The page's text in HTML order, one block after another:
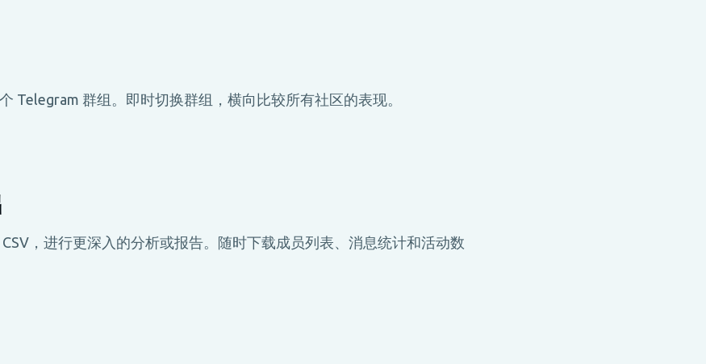
Telegram 群组。即时切换群组，横向比较所有社区的表现。
，进行更深入的分析或报告。随时下载成员列表、消息统计和活动数